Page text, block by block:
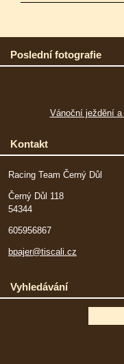
Poslední fotografie
Vánoční ježdění
Kontakt
Racing Team Černý Důl
Černý Důl 118
54344
605956867
bpajer@tiscali.cz
Vyhledávání